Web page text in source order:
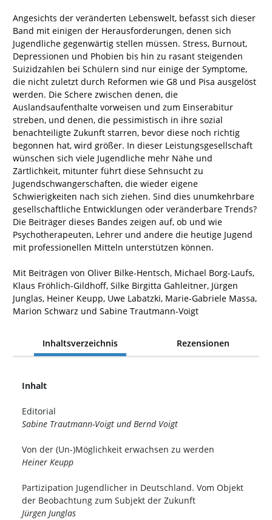
Angesichts der veränderten Lebenswelt, befasst sich dieser
Band mit einigen der Herausforderungen, denen sich
Jugendliche gegenwärtig stellen müssen. Stress, Burnout,
Depressionen und Phobien bis hin zu rasant steigenden
Suizidzahlen bei Schülern sind nur einige der Symptome,
die nicht zuletzt durch Reformen wie G8 und Pisa ausgelöst
werden. Die Schere zwischen denen, die
Auslandsaufenthalte vorweisen und zum Einserabitur
streben, und denen, die pessimistisch in ihre sozial
benachteiligte Zukunft starren, bevor diese noch richtig
begonnen hat, wird größer. In dieser Leistungsgesellschaft
wünschen sich viele Jugendliche mehr Nähe und
Zärtlichkeit, mitunter führt diese Sehnsucht zu
Jugendschwangerschaften, die wieder eigene
Schwierigkeiten nach sich ziehen. Sind dies unumkehrbare
gesellschaftliche Entwicklungen oder veränderbare Trends?
Die Beiträger dieses Bandes zeigen auf, ob und wie
Psychotherapeuten, Lehrer und andere die heutige Jugend
mit professionellen Mitteln unterstützen können.
Mit Beiträgen von Oliver Bilke-Hentsch, Michael Borg-Laufs,
Klaus Fröhlich-Gildhoff, Silke Birgitta Gahleitner, Jürgen
Junglas, Heiner Keupp, Uwe Labatzki, Marie-Gabriele Massa,
Marion Schwarz und Sabine Trautmann-Voigt
Inhaltsverzeichnis Rezensionen
Inhalt
Editorial
Sabine Trautmann-Voigt und Bernd Voigt
Von der (Un-)Möglichkeit erwachsen zu werden
Heiner Keupp
Partizipation Jugendlicher in Deutschland. Vom Objekt
der Beobachtung zum Subjekt der Zukunft
Jürgen Junglas